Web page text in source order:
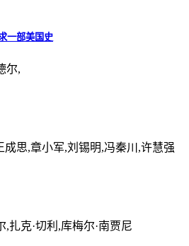
一部美国史
尔,
成思,章小军,刘锡明,冯秦川,许慧强
,扎克·切利,库梅尔·南贾尼